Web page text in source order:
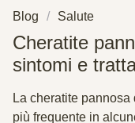
Blog Salute
Cheratite
sintomi e
La cheratite
più frequente in